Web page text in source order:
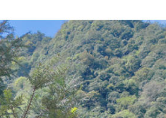
況危急 鐵騎交警一路開道護送
很多老人的晚年健康